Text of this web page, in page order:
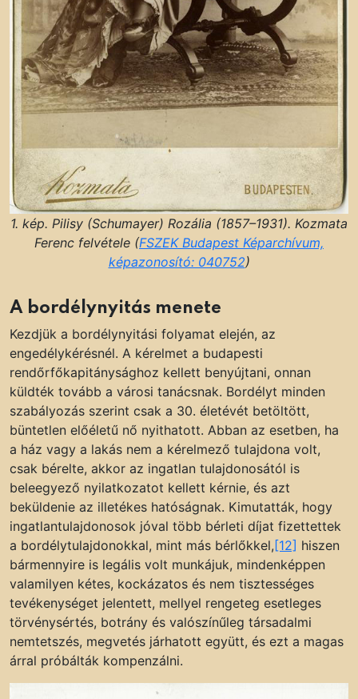
1. kép. Pilisy (Schumayer) Rozália (1857–1931). Kozmata
Ferenc felvétele (FSZEK Budapest Képarchívum,
képazonosító: 040752)
A bordélynyitás menete
Kezdjük a bordélynyitási folyamat elején, az
engedélykérésnél. A kérelmet a budapesti
rendőrfőkapitánysághoz kellett benyújtani, onnan
küldték tovább a városi tanácsnak. Bordélyt minden
szabályozás szerint csak a 30. életévét betöltött,
büntetlen előéletű nő nyithatott. Abban az esetben, ha
a ház vagy a lakás nem a kérelmező tulajdona volt,
csak bérelte, akkor az ingatlan tulajdonosától is
beleegyező nyilatkozatot kellett kérnie, és azt
beküldenie az illetékes hatóságnak. Kimutatták, hogy
ingatlantulajdonosok jóval több bérleti díjat fizettettek
a bordélytulajdonokkal, mint más bérlőkkel, [12] hiszen
bármennyire is legális volt munkájuk, mindenképpen
valamilyen kétes, kockázatos és nem tisztességes
tevékenységet jelentett, mellyel rengeteg esetleges
törvénysértés, botrány és valószínűleg társadalmi
nemtetszés, megvetés járhatott együtt, és ezt a magas
árral próbálták kompenzálni.